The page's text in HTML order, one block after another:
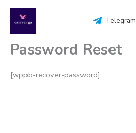
содержимому
Telegram
Password Reset
[wppb-recover-password]